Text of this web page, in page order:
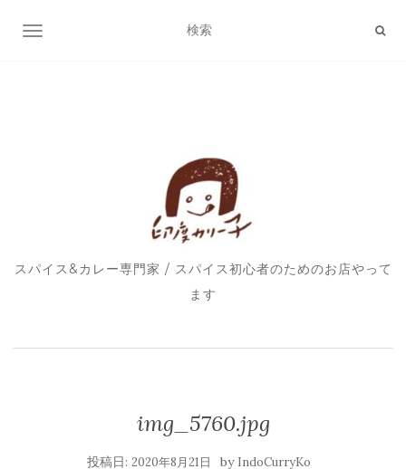
ナビゲーション切り替え
スパイス&カレー専門家 / スパイス初心者のためのお店やって
ます
img_5760.jpg
投稿日: 2020年8月21日 by IndoCurryKo